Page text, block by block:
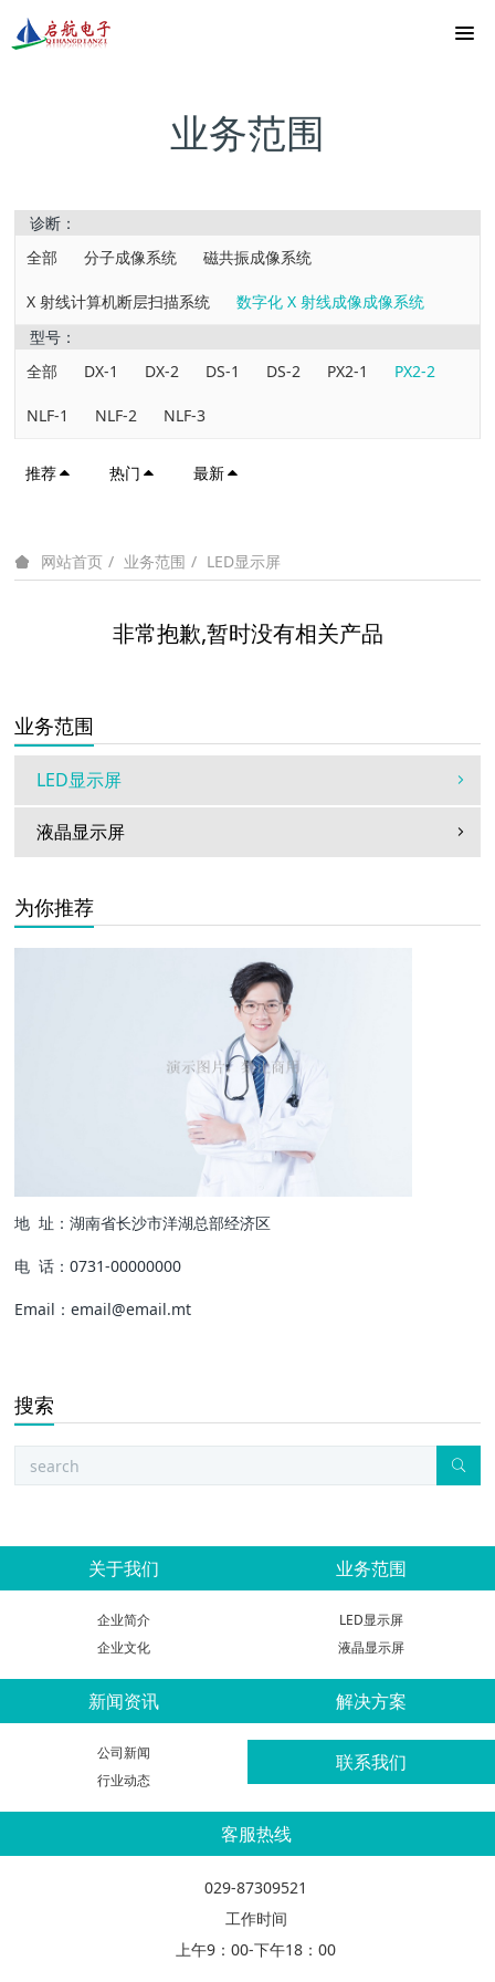
业务范围
诊断：
全部
分子成像系统 磁共振成像系统
X 射线计算机断层扫描系统
数字化 X 射线成像成像系统
型号：
全部
DX-1 DX-2 DS-1 DS-2 PX2-1 PX2-2
NLF-1 NLF-2 NLF-3
推荐 热门 最新
网站首页 业务范围 LED显示屏
非常抱歉,暂时没有相关产品
业务范围
LED显示屏
液晶显示屏
为你推荐
地 址：湖南省长沙市洋湖总部经济区
电 话：0731-00000000
Email：email@email.mt
搜索
关于我们
企业简介
企业文化
业务范围
LED显示屏
液晶显示屏
新闻资讯
公司新闻
行业动态
解决方案
联系我们
客服热线
029-87309521
工作时间
上午9：00-下午18：00